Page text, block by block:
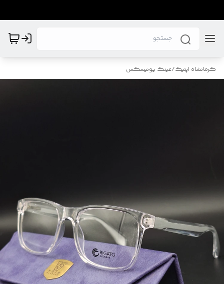
کرمانشاه اپتیک/عینک یونیسکس